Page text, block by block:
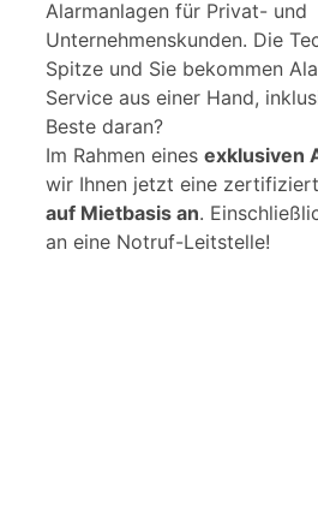
Alarmanlagen für Privat- und
Unternehmenskunden. Die
Spitze und Sie bekommen
Service aus einer Hand,
Beste daran?
Im Rahmen eines exklusiven
wir Ihnen jetzt eine
auf Mietbasis an.
an eine Notruf-Leitstelle!